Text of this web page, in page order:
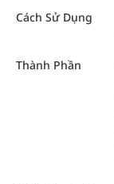
Cách Sử Dụng
Thành Phần